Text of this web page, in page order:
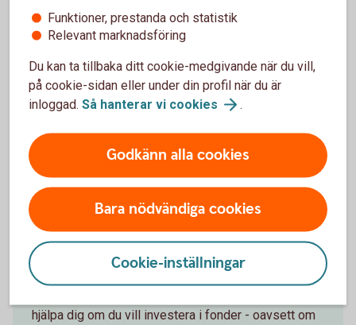
Följ börsens utveckling
Följ utvecklingen på börsen i detalj på
Swedbank.se/aktiellt
Aktiellt
Fondskolan - för dig som vill
lära dig om fonder
hjälpa dig om du vill investera i fonder - oavsett om
Funktioner, prestanda och statistik
Relevant marknadsföring
Du kan ta tillbaka ditt cookie-medgivande när du vill,
på cookie-sidan eller under din profil när du är
inloggad. Så hanterar vi cookies .
Godkänn alla cookies
Bara nödvändiga cookies
Cookie-inställningar